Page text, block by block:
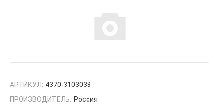
АРТИКУЛ: 4370-3103038
ПРОИЗВОДИТЕЛЬ: Россия